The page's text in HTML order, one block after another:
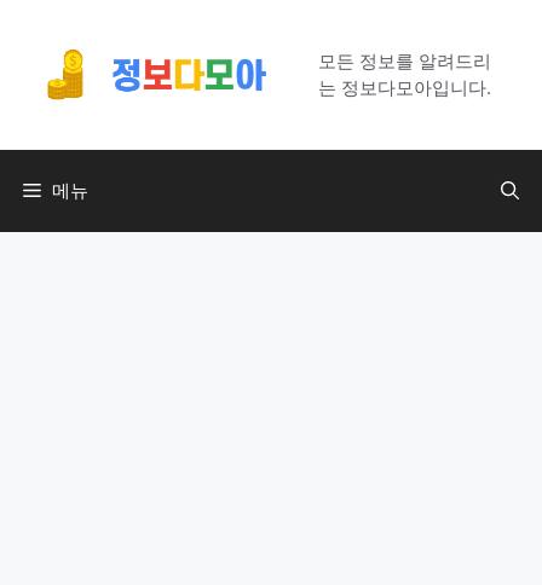
모든 정보를 알려드리
는 정보다모아입니다.
메뉴